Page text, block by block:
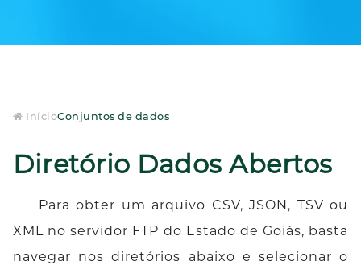
InícioConjuntos de dados
Diretório Dados Abertos
Para obter um arquivo CSV, JSON, TSV ou
XML no servidor FTP do Estado de Goiás, basta
navegar nos diretórios abaixo e selecionar o